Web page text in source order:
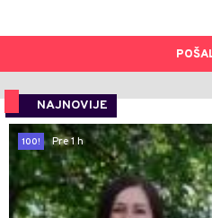
NAJNOVIJE
100!
Pre 1 h